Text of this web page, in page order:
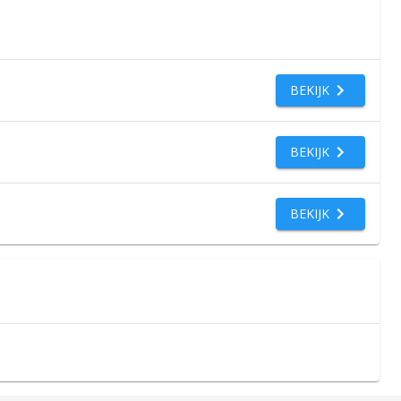
BEKIJK
BEKIJK
BEKIJK